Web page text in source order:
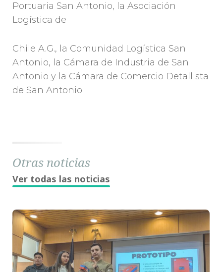
Portuaria San Antonio, la Asociación
Logística de
Chile A.G., la Comunidad Logística San
Antonio, la Cámara de Industria de San
Antonio y la Cámara de Comercio Detallista
de San Antonio.
Otras noticias
Ver todas las noticias